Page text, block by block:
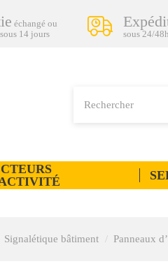
échangé ou
14 jours
sous 24/48h
Signalétique bâtiment Panneaux